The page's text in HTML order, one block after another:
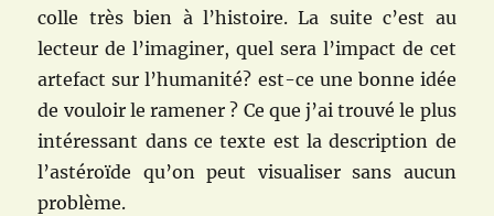
colle très bien à l’histoire. La suite c’est au
lecteur de l’imaginer, quel sera l’impact de cet
artefact sur l’humanité? est-ce une bonne idée
de vouloir le ramener ? Ce que j’ai trouvé le plus
intéressant dans ce texte est la description de
l’astéroïde qu’on peut visualiser sans aucun
problème.